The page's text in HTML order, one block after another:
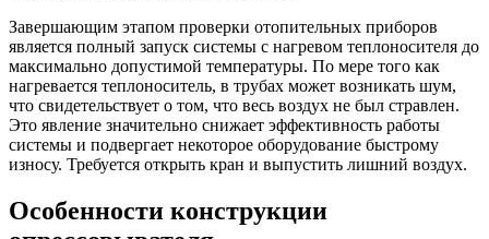
Завершающим этапом проверки отопительных приборов
является полный запуск системы с нагревом теплоносителя до
максимально допустимой температуры. По мере того как
нагревается теплоноситель, в трубах может возникать шум,
что свидетельствует о том, что весь воздух не был стравлен.
Это явление значительно снижает эффективность работы
системы и подвергает некоторое оборудование быстрому
износу. Требуется открыть кран и выпустить лишний воздух.
Особенности конструкции